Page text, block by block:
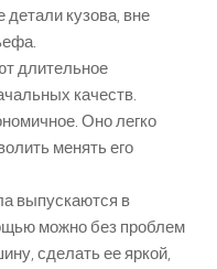
кузова, вне
длительное
качеств.
Оно легко
менять его
выпускаются в
можно без проблем
сделать ее яркой,